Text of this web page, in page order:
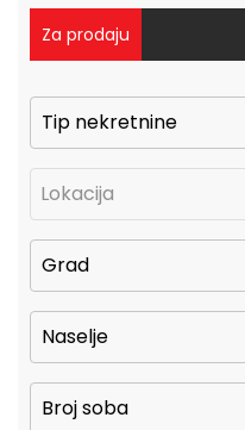
Za prodaju